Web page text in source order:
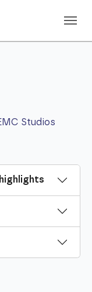
Studios